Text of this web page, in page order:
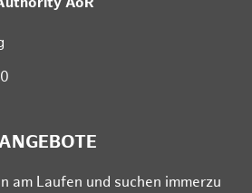
am Lau­fen und su­chen im­mer­zu